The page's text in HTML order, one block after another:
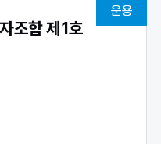
운용
조합 제1호